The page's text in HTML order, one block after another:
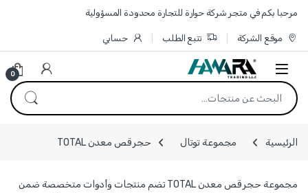
Skip to navigation
Skip to content
مرحبا بكم في متجر شركة حوارة للتجارة محدودة المسؤولية
موقع الشركة تتبع الطلب حسابي
0
البحث عن:
الرئيسية مجموعة توتال حجر قص معدن TOTAL
مجموعة حجر قص معدن TOTAL تضم منتجات وأدوات متخصصة ضمن